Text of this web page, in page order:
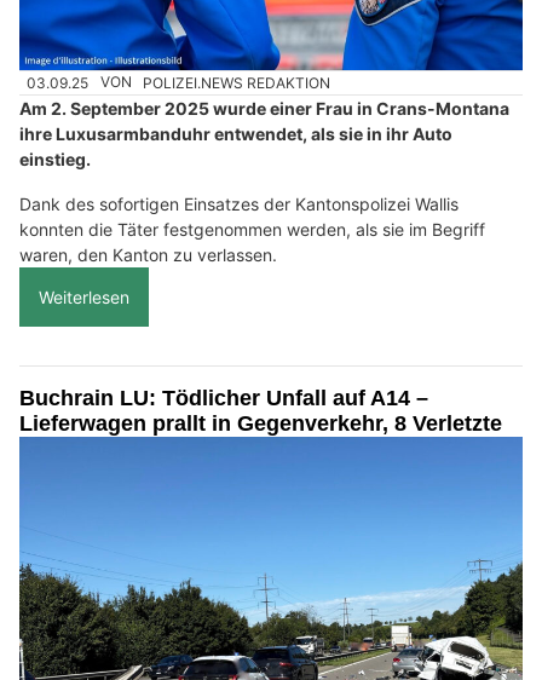
03.09.25 VON POLIZEI.NEWS REDAKTION
Am 2. September 2025 wurde einer Frau in Crans-Montana
ihre Luxusarmbanduhr entwendet, als sie in ihr Auto
einstieg.
Dank des sofortigen Einsatzes der Kantonspolizei Wallis
konnten die Täter festgenommen werden, als sie im Begriff
waren, den Kanton zu verlassen.
Weiterlesen
Buchrain LU: Tödlicher Unfall auf A14 –
Lieferwagen prallt in Gegenverkehr, 8 Verletzte